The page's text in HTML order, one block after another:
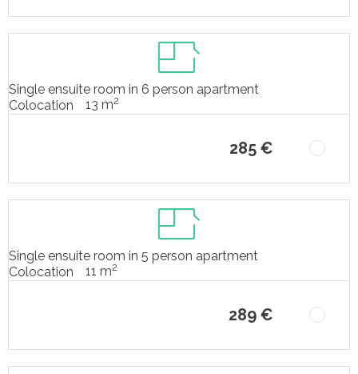
Single ensuite room in 6 person apartment
Colocation
13 m2
285 €
Single ensuite room in 5 person apartment
Colocation
11 m2
289 €